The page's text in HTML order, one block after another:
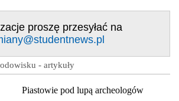
proszę przesyłać na
- artykuły
Piastowie pod lupą archeologów